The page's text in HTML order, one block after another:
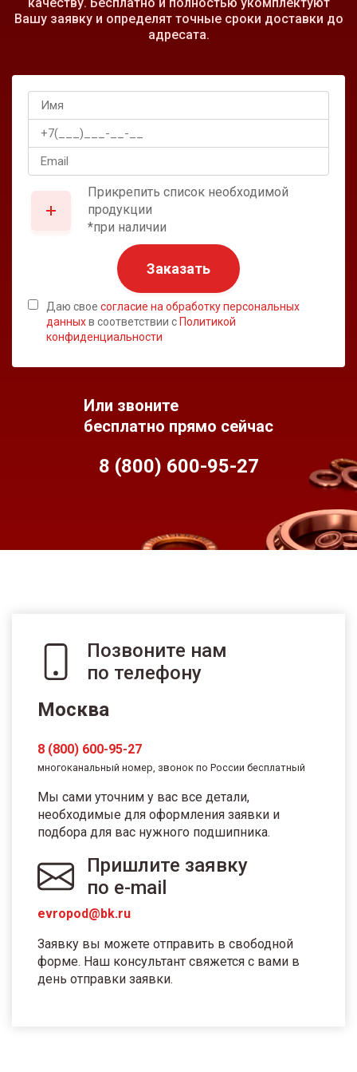
Вашу заявку и определят точные сроки доставки до
адресата.
Прикрепить список необходимой
продукции
*при наличии
Заказать
Даю свое согласие на обработку персональных
данныхв соответствии с Политикой
конфиденциальности
Или звоните
бесплатно прямо сейчас
8 (800) 600-95-27
Позвоните нам
по телефону
Москва
8 (800) 600-95-27
многоканальный номер, звонок по России бесплатный
Мы сами уточним у вас все детали,
необходимые для оформления заявки и
подбора для вас нужного подшипника.
Пришлите заявку
по e-mail
evropod@bk.ru
Заявку вы можете отправить в свободной
форме. Наш консультант свяжется с вами в
день отправки заявки.